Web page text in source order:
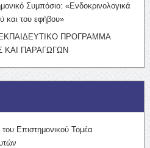
Συμπόσιο: «Ενδοκρινολογικά
και του εφήβου»
ΠΡΟΓΡΑΜΜΑ
ΚΑΙ ΠΑΡΑΓΩΓΩΝ
Επιστημονικού Τομέα